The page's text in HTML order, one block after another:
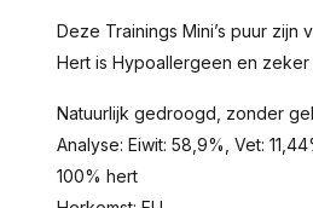
Deze Trainings Mini’s puur
Hert is Hypoallergeen en
Natuurlijk gedroogd, zonder
Analyse: Eiwit: 58,9%, Vet:
100% hert